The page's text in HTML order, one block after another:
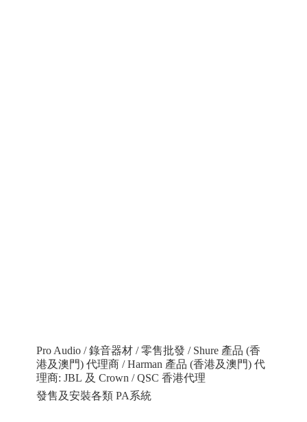
Pro Audio / 錄音器材 / 零售批發 / Shure 產品 (香
港及澳門) 代理商 / Harman 產品 (香港及澳門) 代
理商: JBL 及 Crown / QSC 香港代理
發售及安裝各類 PA系統